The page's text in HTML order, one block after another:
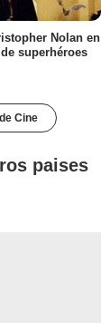
Nolan en
superhéroes
Cine
paises